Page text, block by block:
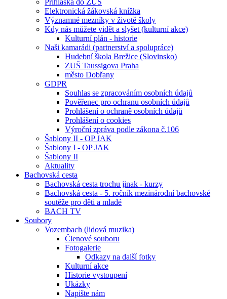
Přihláška do ZUŠ
Elektronická žákovská knížka
Významné mezníky v životě školy
Kdy nás můžete vidět a slyšet (kulturní akce)
Kulturní plán - historie
Naši kamarádi (partnerství a spolupráce)
Hudební škola Brežice (Slovinsko)
ZUŠ Taussigova Praha
město Dobřany
GDPR
Souhlas se zpracováním osobních údajů
Pověřenec pro ochranu osobních údajů
Prohlášení o ochraně osobních údajů
Prohlášení o cookies
Výroční zpráva podle zákona č.106
Šablony II - OP JAK
Šablony I - OP JAK
Šablony II
Aktuality
Bachovská cesta
Bachovská cesta trochu jinak - kurzy
Bachovská cesta - 5. ročník mezinárodní bachovské
soutěže pro děti a mladé
BACH TV
Soubory
Vozembach (lidová muzika)
Členové souboru
Fotogalerie
Odkazy na další fotky
Kulturní akce
Historie vystoupení
Ukázky
Napište nám